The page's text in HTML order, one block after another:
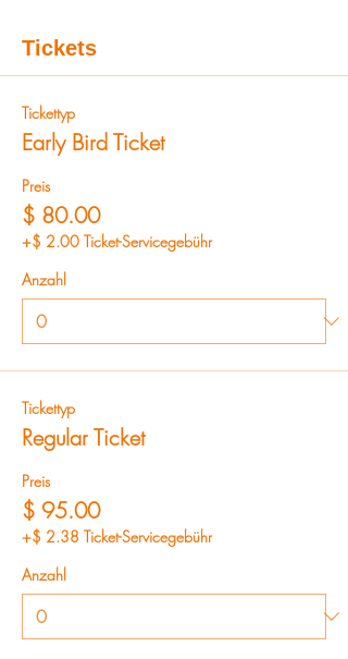
Tickets
Tickettyp
Early Bird Ticket
Preis
$ 80.00
+$ 2.00 Ticket-Servicegebühr
Anzahl
Tickettyp
Regular Ticket
Preis
$ 95.00
+$ 2.38 Ticket-Servicegebühr
Anzahl